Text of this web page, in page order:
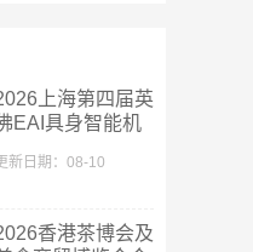
上海第四届英
EAI具身智能机
届英佛AGI通用
览会会刊-参展商
录
新日期：08-10
香港茶博会及